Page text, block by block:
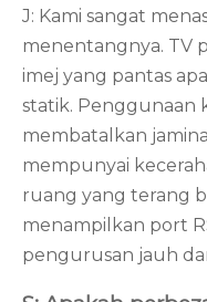
J: Kami sangat
menentangnya. TV
imej yang pantas
statik. Penggunaan
membatalkan
mempunyai
ruang yang terang
menampilkan port
pengurusan jauh